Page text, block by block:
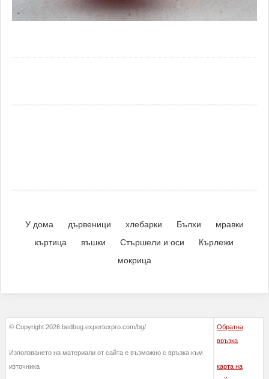
У дома дървеници хлебарки Бълхи
мравки
къртица
въшки Стършели и оси
Кърлежи
мокрица
© Copyright 2026 bedbug.expertexpro.com/bg/
Използването на материали от сайта е възможно с връзка към
източника
Обратна
връзка
карта на